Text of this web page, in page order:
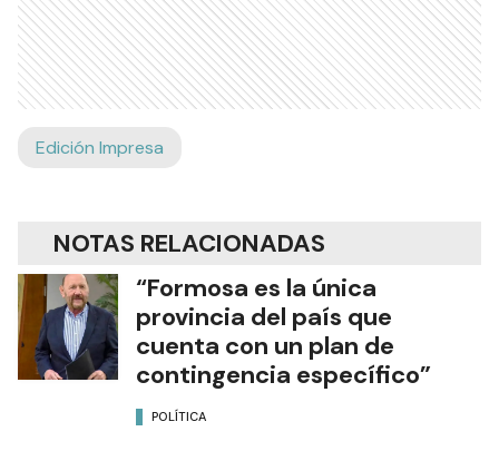
Edición Impresa
NOTAS RELACIONADAS
“Formosa es la única
provincia del país que
cuenta con un plan de
contingencia específico”
POLÍTICA